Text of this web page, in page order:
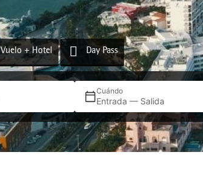
Vuelo + Hotel Day Pass
Cuándo
Entrada — Salida